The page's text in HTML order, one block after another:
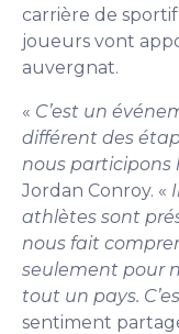
carrière de
joueurs vont
auvergnat.
« C’est un
différent des
nous
Jordan Conroy. «
athlètes sont
nous fait
seulement pour
tout un pays.
sentiment